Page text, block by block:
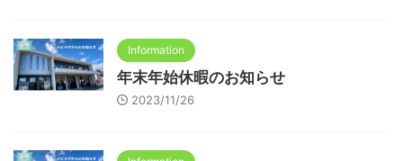
Information
年末年始休暇のお知らせ
2023/11/26